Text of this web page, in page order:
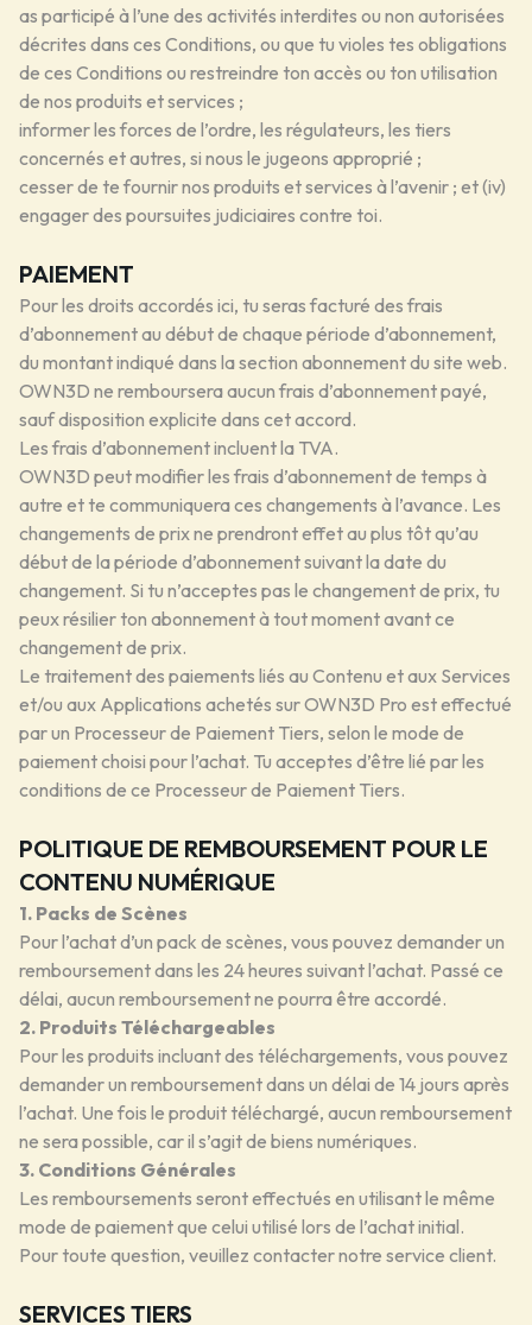
as participé à l’une des activités interdites ou non autorisées
décrites dans ces Conditions, ou que tu violes tes obligations
de ces Conditions ou restreindre ton accès ou ton utilisation
de nos produits et services ;
informer les forces de l’ordre, les régulateurs, les tiers
concernés et autres, si nous le jugeons approprié ;
cesser de te fournir nos produits et services à l’avenir ; et (iv)
engager des poursuites judiciaires contre toi.
PAIEMENT
Pour les droits accordés ici, tu seras facturé des frais
d’abonnement au début de chaque période d’abonnement,
du montant indiqué dans la section abonnement du site web.
OWN3D ne remboursera aucun frais d’abonnement payé,
sauf disposition explicite dans cet accord.
Les frais d’abonnement incluent la TVA.
OWN3D peut modifier les frais d’abonnement de temps à
autre et te communiquera ces changements à l’avance. Les
changements de prix ne prendront effet au plus tôt qu’au
début de la période d’abonnement suivant la date du
changement. Si tu n’acceptes pas le changement de prix, tu
peux résilier ton abonnement à tout moment avant ce
changement de prix.
Le traitement des paiements liés au Contenu et aux Services
et/ou aux Applications achetés sur OWN3D Pro est effectué
par un Processeur de Paiement Tiers, selon le mode de
paiement choisi pour l’achat. Tu acceptes d’être lié par les
conditions de ce Processeur de Paiement Tiers.
POLITIQUE DE REMBOURSEMENT POUR LE
CONTENU NUMÉRIQUE
1. Packs de Scènes
Pour l’achat d’un pack de scènes, vous pouvez demander un
remboursement dans les 24 heures suivant l’achat. Passé ce
délai, aucun remboursement ne pourra être accordé.
2. Produits Téléchargeables
Pour les produits incluant des téléchargements, vous pouvez
demander un remboursement dans un délai de 14 jours après
l’achat. Une fois le produit téléchargé, aucun remboursement
ne sera possible, car il s’agit de biens numériques.
3. Conditions Générales
Les remboursements seront effectués en utilisant le même
mode de paiement que celui utilisé lors de l’achat initial.
Pour toute question, veuillez contacter notre service client.
SERVICES TIERS